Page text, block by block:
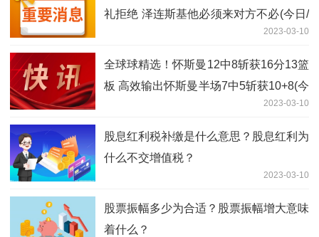
礼拒绝 泽连斯基他必须来对方不必(今日/
2023-03-10
全球球精选！怀斯曼12中8斩获16分13篮
板 高效输出怀斯曼半场7中5斩获10+8(今
2023-03-10
股息红利税补缴是什么意思？股息红利为
什么不交增值税？
2023-03-10
股票振幅多少为合适？股票振幅增大意味
着什么？